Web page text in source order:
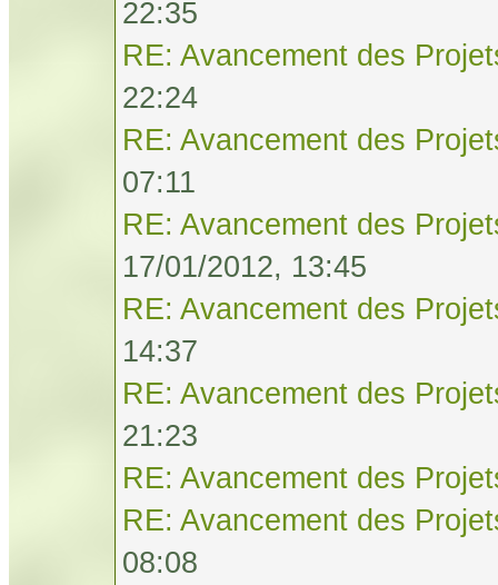
22:35
RE: Avancement des
22:24
RE: Avancement des
07:11
RE: Avancement des
17/01/2012, 13:45
RE: Avancement des
14:37
RE: Avancement des
21:23
RE: Avancement des
RE: Avancement des
08:08